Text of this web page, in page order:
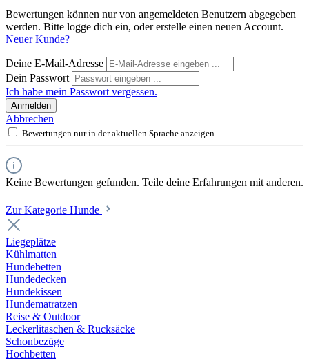
Bewertungen können nur von angemeldeten Benutzern abgegeben
werden. Bitte logge dich ein, oder erstelle einen neuen Account.
Neuer Kunde?
Deine E-Mail-Adresse
Dein Passwort
Ich habe mein Passwort vergessen.
Anmelden
Abbrechen
Bewertungen nur in der aktuellen Sprache anzeigen.
Keine Bewertungen gefunden. Teile deine Erfahrungen mit anderen.
Zur Kategorie Hunde
Liegeplätze
Kühlmatten
Hundebetten
Hundedecken
Hundekissen
Hundematratzen
Reise & Outdoor
Leckerlitaschen & Rucksäcke
Schonbezüge
Hochbetten